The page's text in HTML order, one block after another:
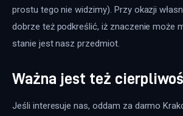
prostu tego nie widzimy). Przy okazji
dobrze też podkreślić, iż znaczenie może
stanie jest nasz przedmiot.
Ważna jest też
Jeśli interesuje nas, oddam za darmo